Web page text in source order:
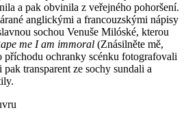
a pak obvinila z veřejného pohoršení.
anglickými a francouzskými nápisy
sochou Venuše Milóské, kterou
me I am immoral (Znásilněte mě,
příchodu ochranky scénku fotografovali
transparent ze sochy sundali a